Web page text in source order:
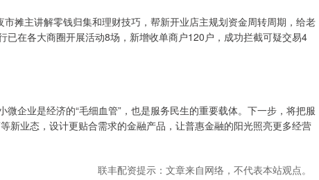
摊主讲解零钱归集和理财技巧，帮新开业店主规划资金周转周期，给老
已在各大商圈开展活动8场，新增收单商户120户，成功拦截可疑交易4
企业是经济的“毛细血管”，也是服务民生的重要载体。下一步，将把服
新业态，设计更贴合需求的金融产品，让普惠金融的阳光照亮更多经营
联丰配资提示：文章来自网络，不代表本站观点。